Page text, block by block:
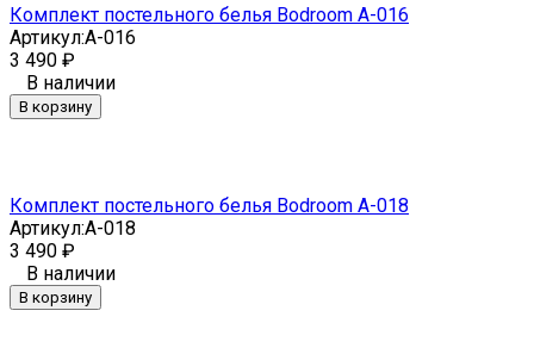
Комплект постельного белья Bodroom A-016
Артикул:A-016
3 490 ₽
В наличии
В корзину
Комплект постельного белья Bodroom A-018
Артикул:A-018
3 490 ₽
В наличии
В корзину